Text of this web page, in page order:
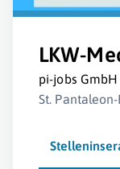
LKW-
pi-jobs GmbH
St.